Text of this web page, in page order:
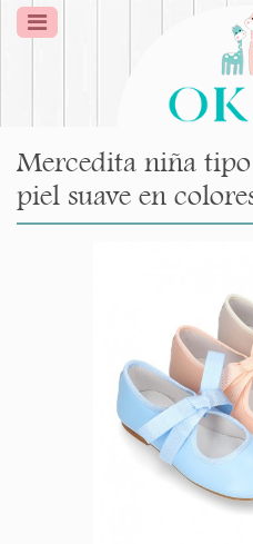
Mercedita niña
piel suave en